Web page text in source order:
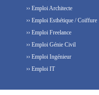
›› Emploi Architecte
›› Emploi Esthétique / Coiffure
›› Emploi Freelance
›› Emploi Génie Civil
›› Emploi Ingénieur
›› Emploi IT